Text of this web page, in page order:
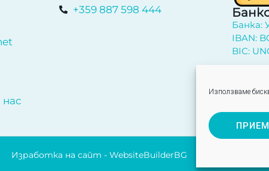
Използваме
+359 887 598 444
нас
Банка:
IBAN:
BIC:
Изработка на сайт - WebsiteBuilderBG